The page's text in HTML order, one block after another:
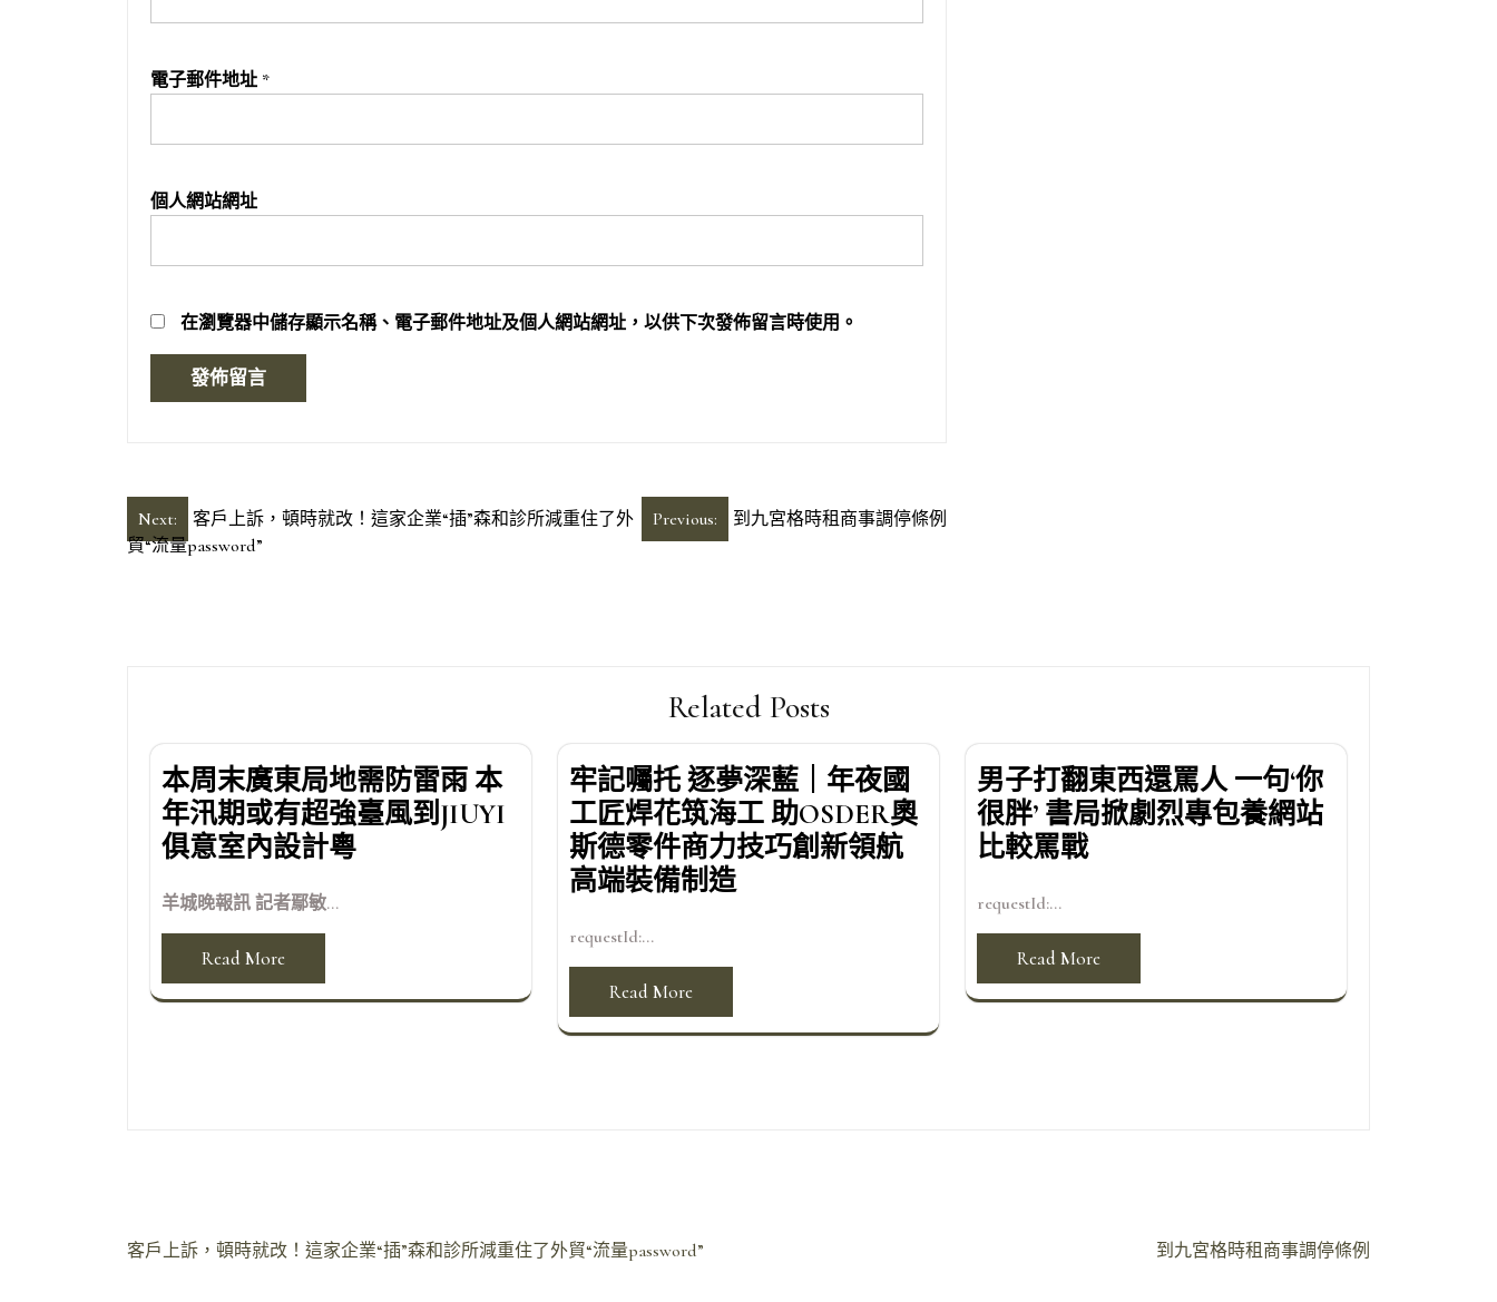
電子郵件地址 *
個人網站網址
在瀏覽器中儲存顯示名稱、電子郵件地址及個人網站網址，以供下次發佈留言時使用。
文
章
Previous: 到九宮格時租商事調停條例
Next:
客戶上訴，頓時就改！這家企業“插”森和診所減重住了外
貿“流量password”
Related Posts
本周末廣東局地需防雷雨 本
年汛期或有超強臺風到JIUYI
俱意室內設計粵
羊城晚報訊 記者鄢敏...
Read More
牢記囑托 逐夢深藍｜年夜國
工匠焊花筑海工 助OSDER奧
斯德零件商力技巧創新領航
高端裝備制造
requestId:...
Read More
男子打翻東西還罵人 一句‘你
很胖’ 書局掀劇烈專包養網站
比較罵戰
requestId:...
Read More
文
到九宮格時租商事調停條例
客戶上訴，頓時就改！這家企業“插”森和診所減重住了外貿“流量password”